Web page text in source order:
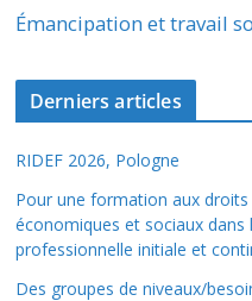
Émancipation et travail
Derniers articles
RIDEF 2026, Pologne
Pour une formation aux droits
économiques et sociaux
professionnelle initiale et
Des groupes de niveaux/